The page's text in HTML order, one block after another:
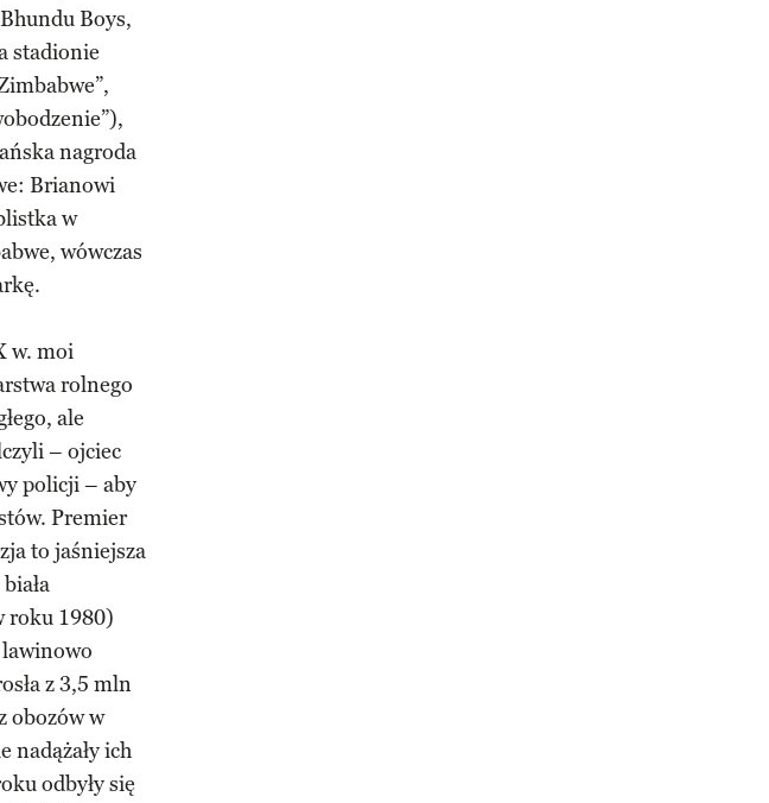
Boys,
stadionie
nagroda
Brianowi
w
wówczas
w. moi
rolnego
ale
– ojciec
policji – aby
Premier
to jaśniejsza
roku 1980)
lawinowo
z 3,5 mln
obozów w
nadążały ich
odbyły się